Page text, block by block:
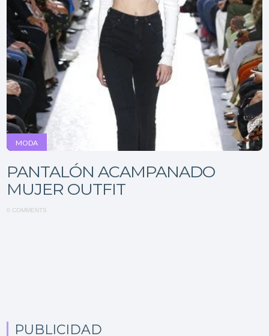
MODA
PANTALÓN ACAMPANADO
MUJER OUTFIT
0 COMMENTS
PUBLICIDAD